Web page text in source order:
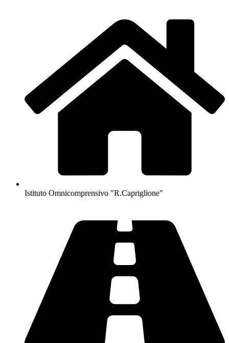
Istituto Omnicomprensivo "R.Capriglione"